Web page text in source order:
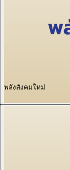
พลังสังคมใหม่